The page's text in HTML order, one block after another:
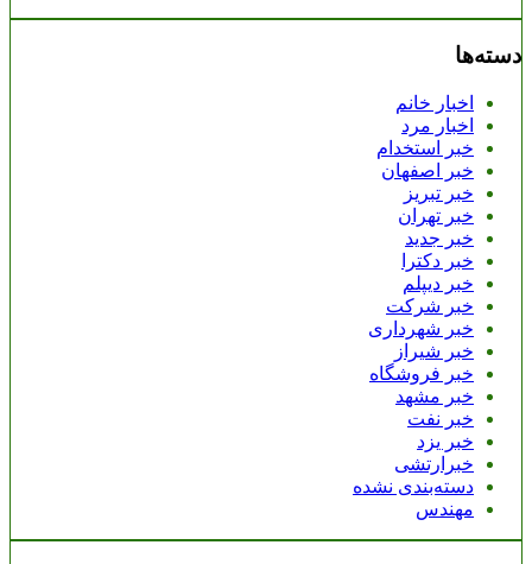
دسته‌ها
اخبار خانم
اخبار مرد
خبر استخدام
خبر اصفهان
خبر تبریز
خبر تهران
خبر جدید
خبر دکترا
خبر دیپلم
خبر شرکت
خبر شهرداری
خبر شیراز
خبر فروشگاه
خبر مشهد
خبر نفت
خبر یزد
خبرارتشی
دسته‌بندی نشده
مهندس